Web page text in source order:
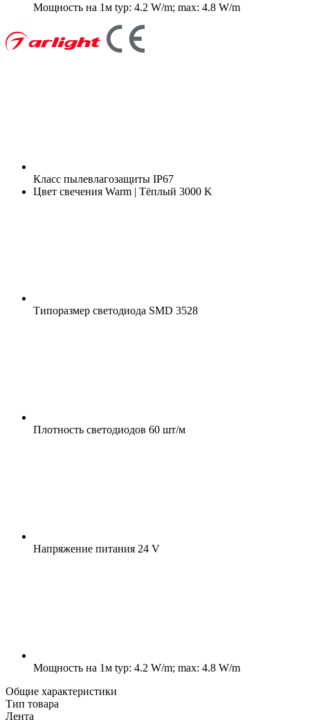
Мощность на 1м typ: 4.2 W/m; max: 4.8 W/m
Класс пылевлагозащиты IP67
Цвет свечения Warm | Тёплый 3000 K
Типоразмер светодиода SMD 3528
Плотность светодиодов 60 шт/м
Напряжение питания 24 V
Мощность на 1м typ: 4.2 W/m; max: 4.8 W/m
Общие характеристики
Тип товара
Лента